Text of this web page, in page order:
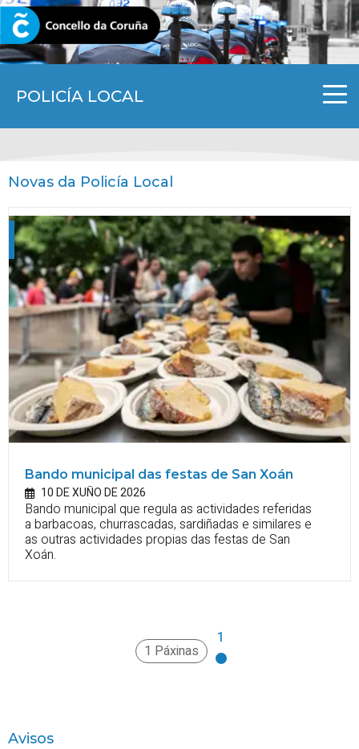
POLICÍA LOCAL
CORUNA.GAL
Novas da Policía Local
Bando municipal das festas de San Xoán
10 DE XUÑO DE 2026
Bando municipal que regula as actividades referidas
a barbacoas, churrascadas, sardiñadas e similares e
as outras actividades propias das festas de San
Xoán.
1 Páxinas
1
Avisos